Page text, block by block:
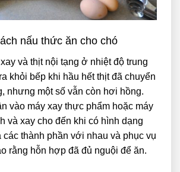
nấu thức ăn cho chó
và thịt nội tạng ở nhiệt độ trung
khỏi bếp khi hầu hết thịt đã chuyển
nhưng một số vẫn còn hơi hồng.
vào máy xay thực phẩm hoặc máy
và xay cho đến khi có hình dạng
các thành phần với nhau và phục vụ
rằng hỗn hợp đã đủ nguội để ăn.